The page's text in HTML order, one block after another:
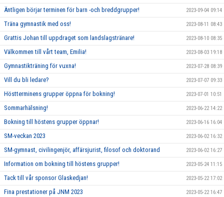
Äntligen börjar terminen för barn -och breddgrupper! 2023-09-04 09:14
Träna gymnastik med oss! 2023-08-11 08:43
Grattis Johan till uppdraget som landslagstränare! 2023-08-10 08:35
Välkommen till vårt team, Emilia! 2023-08-03 19:18
Gymnastikträning för vuxna! 2023-07-28 08:39
Vill du bli ledare? 2023-07-07 09:33
Höstterminens grupper öppna för bokning! 2023-07-01 10:51
Sommarhälsning! 2023-06-22 14:22
Bokning till höstens grupper öppnar! 2023-06-16 16:04
SM-veckan 2023 2023-06-02 16:32
SM-gymnast, civilingenjör, affärsjurist, filosof och doktorand 2023-06-02 16:27
Information om bokning till höstens grupper! 2023-05-24 11:15
Tack till vår sponsor Glaskedjan! 2023-05-22 17:02
Fina prestationer på JNM 2023 2023-05-22 16:47